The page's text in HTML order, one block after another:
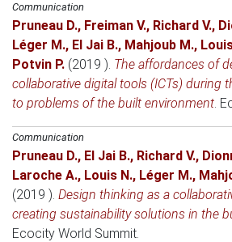
Communication
Pruneau D., Freiman V., Richard V.,
Léger M., El Jai B., Mahjoub M.,
Potvin P. (2019 ). The affordances of
collaborative digital tools (ICTs) during
to problems of the built environment.
Communication
Pruneau D., El Jai B., Richard V.,
Laroche A., Louis N., Léger M.,
(2019 ). Design thinking as a
creating sustainability solutions in the
Ecocity World Summit.